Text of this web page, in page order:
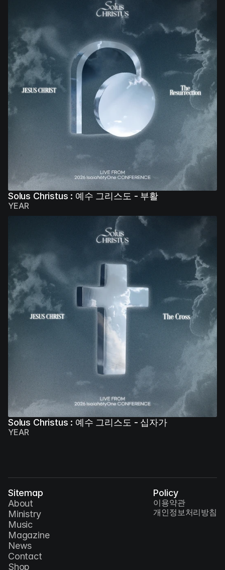
Solus Christus : 예수 그리스도 - 부활
YEAR
Solus Christus : 예수 그리스도 - 십자가
YEAR
Sitemap
About
Ministry
Music
Magazine
News
Contact
Shop
Policy
이용약관
개인정보처리방침